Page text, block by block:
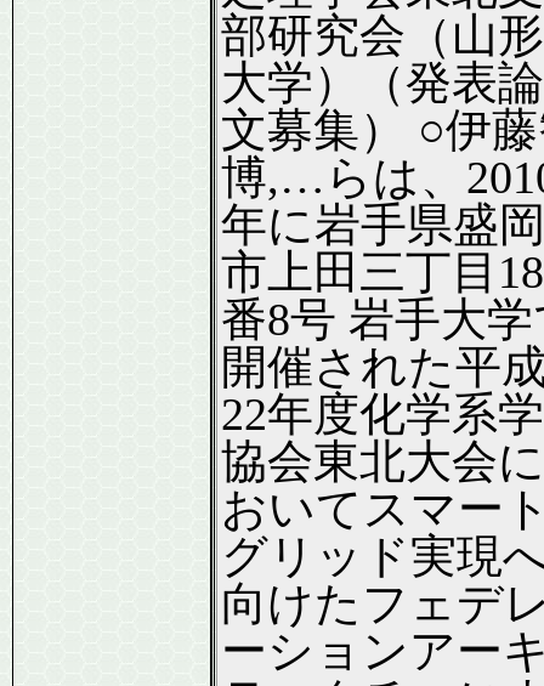
部研究会（山形
大学）（発表論
文募集） ○伊
博,…らは、
年に岩手県盛岡
市上田三丁目18
番8号 岩手大
開催された平
22年度化学系学
協会東北大会に
おいてスマー
グリッド実現
向けたフェデ
ーションアー